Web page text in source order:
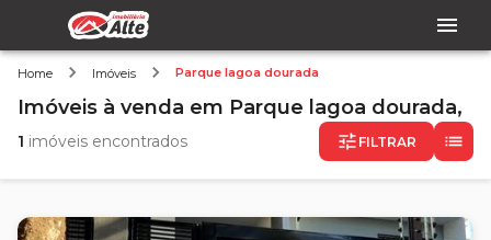
Home Imóveis Parque lagoa dourada
Imóveis à venda em Parque lagoa dourada,
1 imóveis encontrados FILTRAR